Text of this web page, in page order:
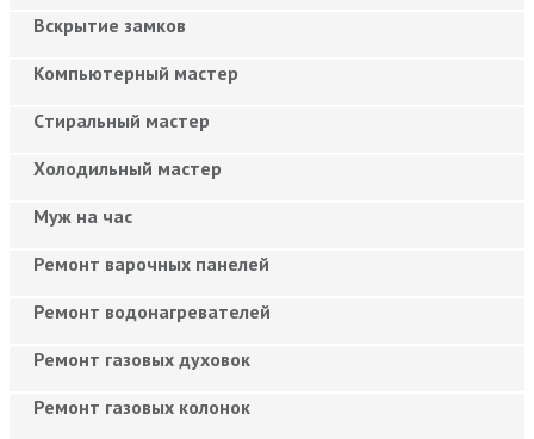
Вскрытие замков
Компьютерный мастер
Cтиральный мастер
Холодильный мастер
Муж на час
Ремонт варочных панелей
Ремонт водонагревателей
Ремонт газовых духовок
Ремонт газовых колонок